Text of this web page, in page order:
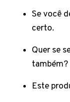
Se você
certo.
Quer se
também?
Este